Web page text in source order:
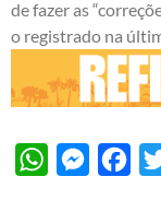
de fazer as
o registrado na
WhatsApp